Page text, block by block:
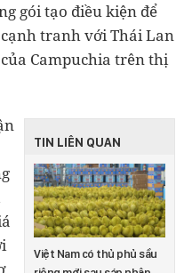
gói tạo điều kiện để
tranh với Thái Lan
Campuchia trên thị
TIN LIÊN QUAN
Việt Nam có thủ phủ sầu